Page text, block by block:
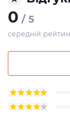
0 / 5
середній